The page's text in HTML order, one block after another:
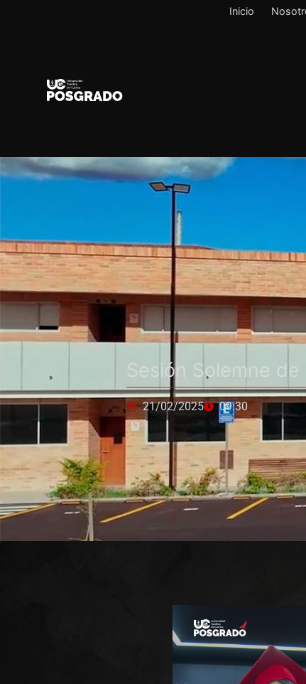
Inicio
Sesión Solemne
21/02/2025 09:30